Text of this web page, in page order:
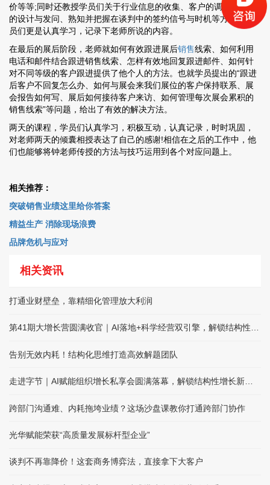
价等等;同时还教授学员们关于行业信息的收集、客户的调研、问题
的设计与发问、熟知并把握在谈判中的签约信号与时机等方法，学
员们更是认真学习，记录下老师所说的内容。
在最后的展后阶段，老师就如何有效跟进展后销售线索、如何利用
电话和邮件结合跟进销售线索、怎样有效地回复跟进邮件、如何针
对不同等级的客户跟进提供了他个人的方法。也就学员提出的“跟进
后客户不回复怎么办、如何与展会来我们展位的客户保持联系、展
会报告如何写、展后如何接待客户来访、如何管理每次展会累积的
销售线索”等问题，给出了有效的解决方法。
两天的课程，学员们认真学习，积极互动，认真记录，时时巩固，
对老师两天的倾囊相授表达了自己的感谢!相信在之后的工作中，他
们也能够将钟老师传授的方法与技巧运用到各个对应问题上。
相关推荐：
突破销售业绩这里给你答案
精益生产 消除现场浪费
品牌危机与应对
相关资讯
打通业财壁垒，靠精细化管理放大利润
第41期大增长营圆满收官｜AI落地+科学经营双引擎，解锁结构性增长
告别无效内耗！结构化思维打造高效解题团队
跨部门沟通难、内耗拖垮业绩？这场沙盘课教你打通跨部门协作
光华赋能荣获“高质量发展标杆型企业”
谈判不再靠降价！这套商务博弈法，直接拿下大客户